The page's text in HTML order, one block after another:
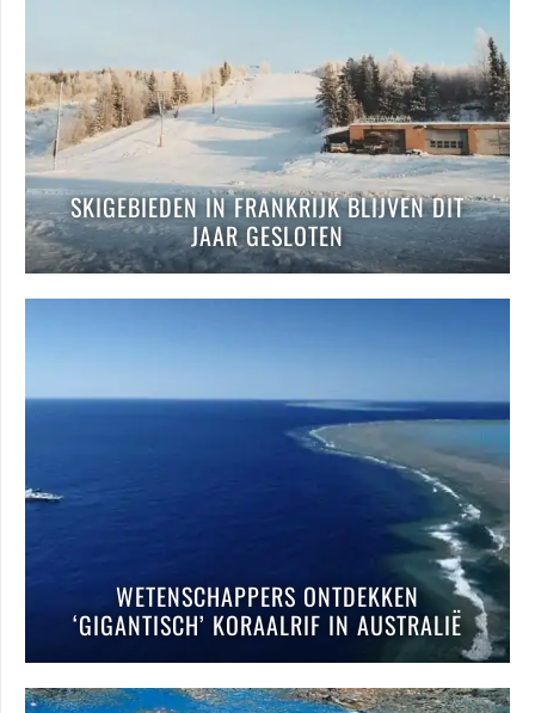
SKIGEBIEDEN IN FRANKRIJK BLIJVEN DIT
JAAR GESLOTEN
WETENSCHAPPERS ONTDEKKEN
‘GIGANTISCH’ KORAALRIF IN AUSTRALIË